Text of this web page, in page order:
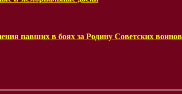
павших в боях за Родину Советских воинов